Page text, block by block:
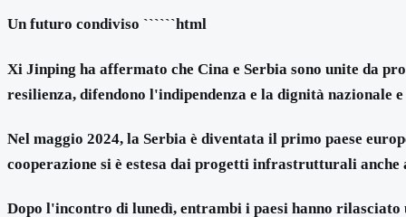
Un futuro condiviso ``````html
Xi Jinping ha affermato che Cina e Serbia sono unite da
resilienza, difendono l'indipendenza e la dignità
Nel maggio 2024, la Serbia è diventata il primo paese
cooperazione si è estesa dai progetti infrastrutturali
Dopo l'incontro di lunedì, entrambi i paesi hanno